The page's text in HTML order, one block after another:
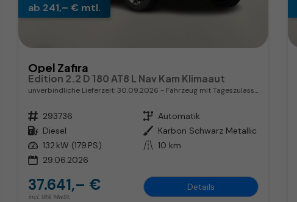
ab 241,– € mtl.
Opel Zafira
Edition 2.2 D 180 AT8 L Nav Kam Klimaaut
unverbindliche Lieferzeit:30.09.2026 Fahrzeug mit Tageszulassung
Fahrzeugnr. 293736 Getriebe Automatik
Kraftstoff Diesel Außenfarbe Karbon Schwarz Metallic
Leistung 132 kW (179 PS) Kilometerstand 10 km
29.06.2026
37.641,– €
incl. 19% MwSt.
Details